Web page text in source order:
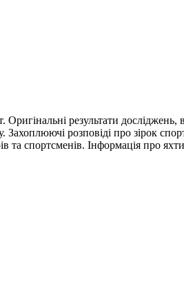
Оригінальні результати досліджень,
Захоплюючі розповіді про зірок
та спортсменів. Інформація про